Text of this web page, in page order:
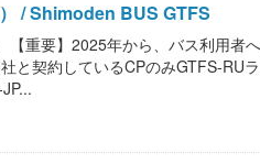
/ Shimoden BUS GTFS
要】2025年から、バス利用者
と契約しているCPのみGTFS-RU